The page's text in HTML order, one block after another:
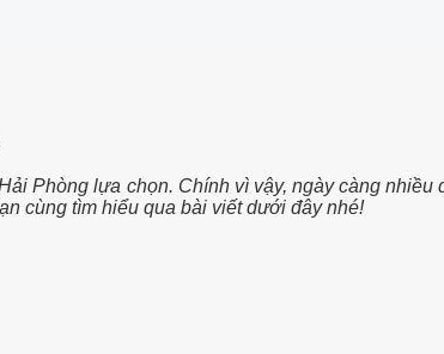
Phòng lựa chọn. Chính vì vậy, ngày càng nhiều
cùng tìm hiểu qua bài viết dưới đây nhé!